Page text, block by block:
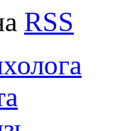
RSS